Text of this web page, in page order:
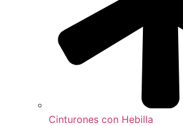
Cinturones con Hebilla